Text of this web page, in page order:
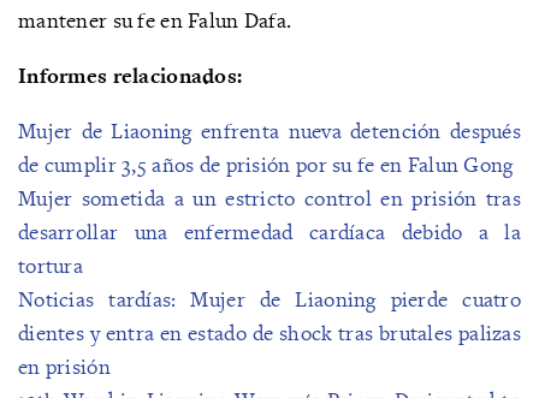
mantener su fe en Falun Dafa.
Informes relacionados:
Mujer de Liaoning enfrenta nueva detención después
de cumplir 3,5 años de prisión por su fe en Falun Gong
Mujer sometida a un estricto control en prisión tras
desarrollar una enfermedad cardíaca debido a la
tortura
Noticias tardías: Mujer de Liaoning pierde cuatro
dientes y entra en estado de shock tras brutales palizas
en prisión